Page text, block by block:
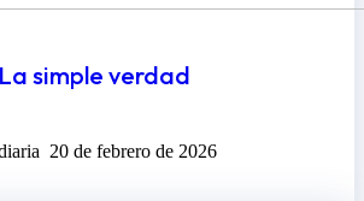
La simple verdad
20 de febrero de 2026